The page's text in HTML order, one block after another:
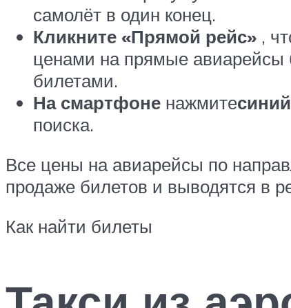
самолёт в один конец.
Кликните «Прямой рейс» ,
ценами на прямые авиарейсы
билетами.
На смартфоне нажмите
поиска.
Все цены на авиарейсы по
продаже билетов и выводятся в
Как найти билеты